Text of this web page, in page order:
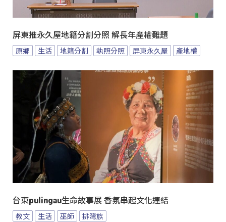
屏東推永久屋地籍分割分照 解長年產權難題
原鄉 生活 地籍分割 執照分照 屏東永久屋 產地權
台東pulingau生命故事展 香氛串起文化連結
教文 生活 巫師 排灣族